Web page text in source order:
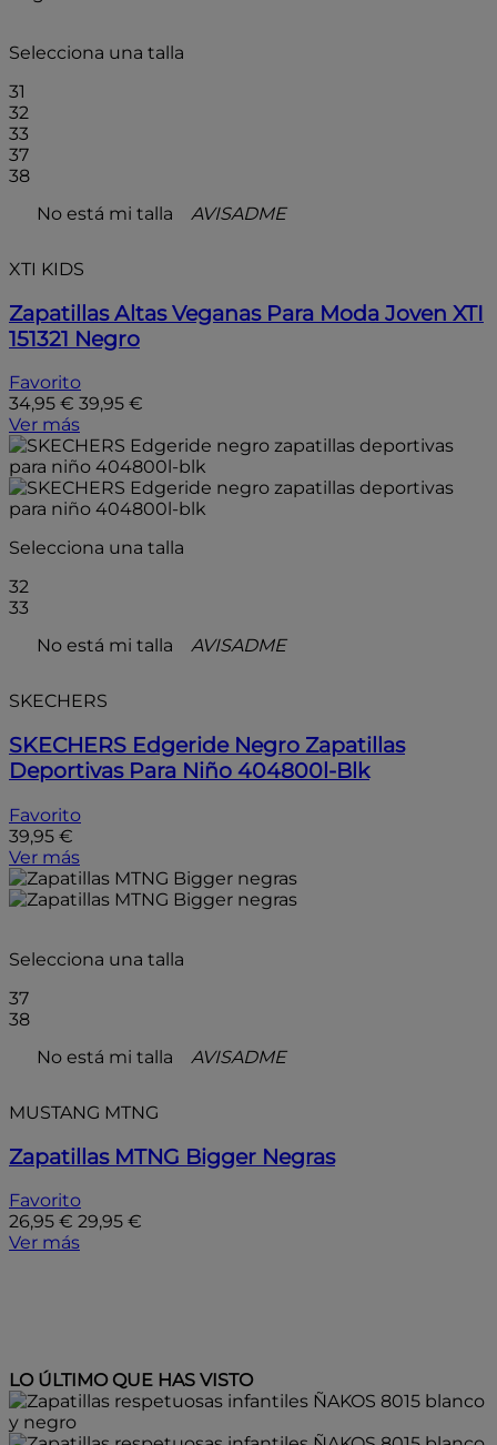
Selecciona una talla
31
32
33
37
38
No está mi talla
AVISADME
XTI KIDS
Zapatillas Altas Veganas Para Moda Joven XTI
151321 Negro
Favorito
34,95 € 39,95 €
Ver más
Selecciona una talla
32
33
No está mi talla
AVISADME
SKECHERS
SKECHERS Edgeride Negro Zapatillas
Deportivas Para Niño 404800l-Blk
Favorito
39,95 €
Ver más
Selecciona una talla
37
38
No está mi talla
AVISADME
MUSTANG MTNG
Zapatillas MTNG Bigger Negras
Favorito
26,95 € 29,95 €
Ver más
LO ÚLTIMO QUE HAS VISTO